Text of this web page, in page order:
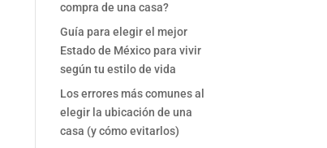
compra de una casa?
Guía para elegir el mejor
Estado de México para vivir
según tu estilo de vida
Los errores más comunes al
elegir la ubicación de una
casa (y cómo evitarlos)